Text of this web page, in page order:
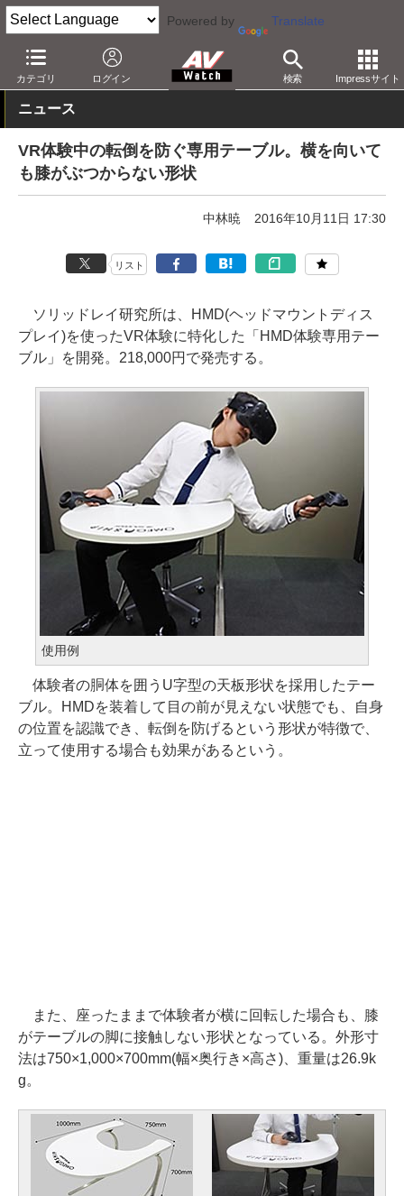
Powered by Translate
カテゴリ ログイン 検索 Impressサイト
AV Watch 製品 AV周辺機器
ニュース
VR体験中の転倒を防ぐ専用テーブル。横を向いて
も膝がぶつからない形状
中林暁 2016年10月11日 17:30
リスト
ソリッドレイ研究所は、HMD(ヘッドマウントディス
プレイ)を使ったVR体験に特化した「HMD体験専用テー
ブル」を開発。218,000円で発売する。
使用例
体験者の胴体を囲うU字型の天板形状を採用したテー
ブル。HMDを装着して目の前が見えない状態でも、自身
の位置を認識でき、転倒を防げるという形状が特徴で、
立って使用する場合も効果があるという。
また、座ったままで体験者が横に回転した場合も、膝
がテーブルの脚に接触しない形状となっている。外形寸
法は750×1,000×700mm(幅×奥行き×高さ)、重量は26.9k
g。